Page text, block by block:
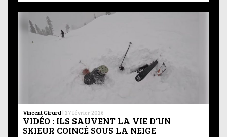
Vincent Girard | 27 février 2026
VIDÉO : ILS SAUVENT LA VIE D’UN
SKIEUR COINCÉ SOUS LA NEIGE